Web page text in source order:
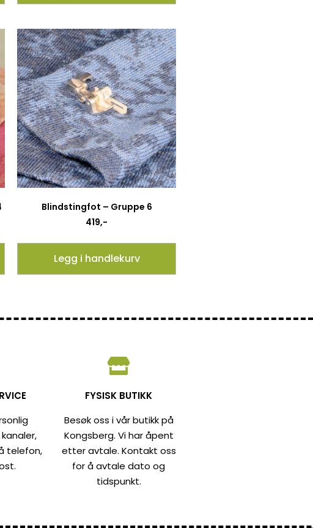
Blindstingfot – Gruppe 6
419,-
Legg i handlekurv
telefon,
FYSISK BUTIKK
Besøk oss i vår butikk på
Kongsberg. Vi har åpent
etter avtale. Kontakt oss
for å avtale dato og
tidspunkt.